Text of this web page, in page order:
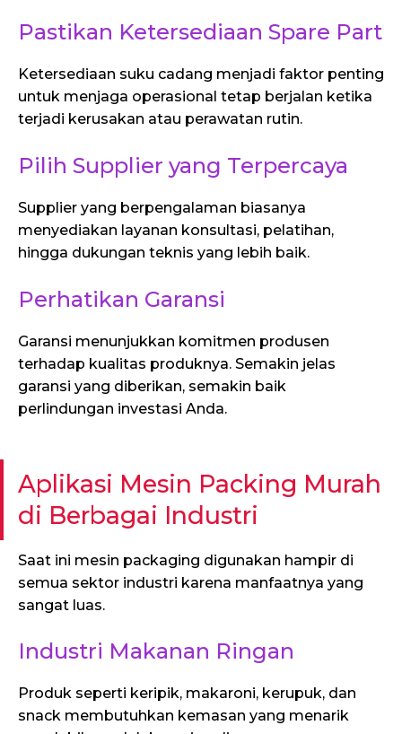
Pastikan Ketersediaan Spare Part
Ketersediaan suku cadang menjadi faktor penting
untuk menjaga operasional tetap berjalan ketika
terjadi kerusakan atau perawatan rutin.
Pilih Supplier yang Terpercaya
Supplier yang berpengalaman biasanya
menyediakan layanan konsultasi, pelatihan,
hingga dukungan teknis yang lebih baik.
Perhatikan Garansi
Garansi menunjukkan komitmen produsen
terhadap kualitas produknya. Semakin jelas
garansi yang diberikan, semakin baik
perlindungan investasi Anda.
Aplikasi Mesin Packing Murah
di Berbagai Industri
Saat ini mesin packaging digunakan hampir di
semua sektor industri karena manfaatnya yang
sangat luas.
Industri Makanan Ringan
Produk seperti keripik, makaroni, kerupuk, dan
snack membutuhkan kemasan yang menarik